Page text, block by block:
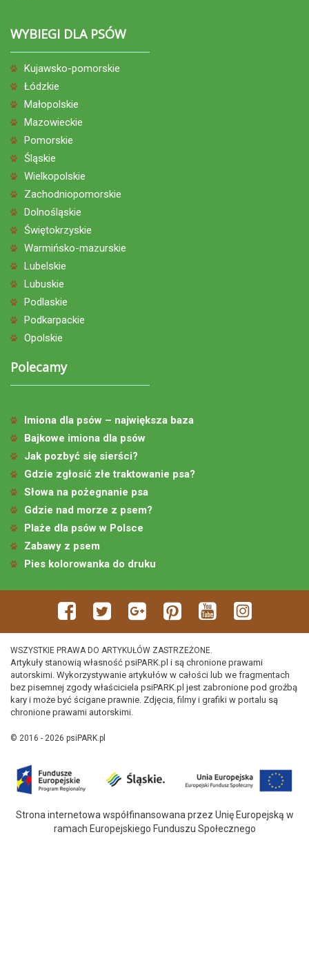
WYBIEGI DLA PSÓW
Kujawsko-pomorskie
Łódzkie
Małopolskie
Mazowieckie
Pomorskie
Śląskie
Wielkopolskie
Zachodniopomorskie
Dolnośląskie
Świętokrzyskie
Warmińsko-mazurskie
Lubelskie
Lubuskie
Podlaskie
Podkarpackie
Opolskie
Polecamy
Imiona dla psów – największa baza
Bajkowe imiona dla psów
Jak pozbyć się sierści?
Gdzie zgłosić złe traktowanie psa?
Słowa na pożegnanie psa
Gdzie nad morze z psem?
Plaże dla psów w Polsce
Zabawy z psem
Pies kolorowanka do druku
WSZYSTKIE PRAWA DO ARTYKUŁÓW ZASTRZEŻONE.
Artykuły stanowią własność psiPARK.pl i są chronione prawami
autorskimi. Wykorzystywanie artykułów w całości lub we fragmentach
bez pisemnej zgody właściciela psiPARK.pl jest zabronione pod groźbą
kary i może być ścigane prawnie. Zdjęcia, filmy i grafiki w portalu są
chronione prawami autorskimi.
© 2016 - 2026 psiPARK.pl
Strona internetowa współfinansowana przez Unię Europejską w
ramach Europejskiego Funduszu Społecznego